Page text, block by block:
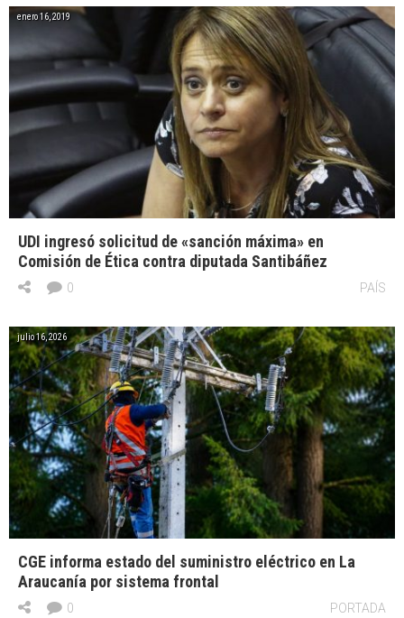
enero 16, 2019
UDI ingresó solicitud de «sanción máxima» en
Comisión de Ética contra diputada Santibáñez
PAÍS
0
julio 16, 2026
CGE informa estado del suministro eléctrico en La
Araucanía por sistema frontal
PORTADA
0